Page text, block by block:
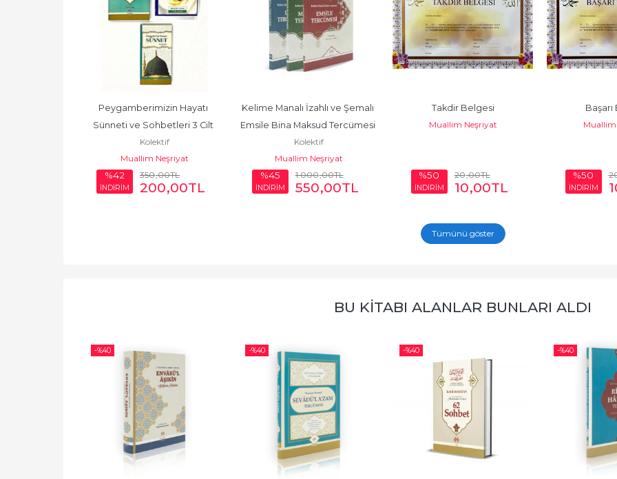
Peygamberimizin Hayatı
Sünneti ve Sohbetleri 3 Cilt
Takım
Kolektif
Muallim Neşriyat
%42
İNDİRİM
350,00TL
200,00TL
Kelime Manalı İzahlı ve Şemalı
Emsile Bina Maksud Tercümesi
(3 Cilt Takım)
Kolektif
Muallim Neşriyat
%45
İNDİRİM
1.000,00TL
550,00TL
Takdir Belgesi
Muallim Neşriyat
%50
İNDİRİM
20,00TL
10,00TL
%50
İNDİRİM
Tümünü göster
BU KITABI ALANLAR BUNLARI ALDI
-%40 -%40 -%40 -%40